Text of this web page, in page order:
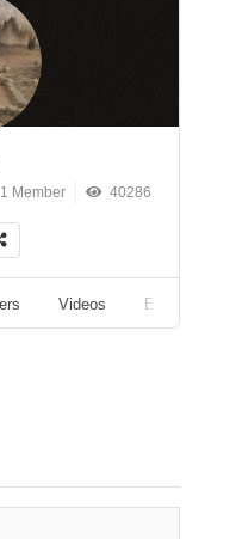
1 Member 40286
Videos Events